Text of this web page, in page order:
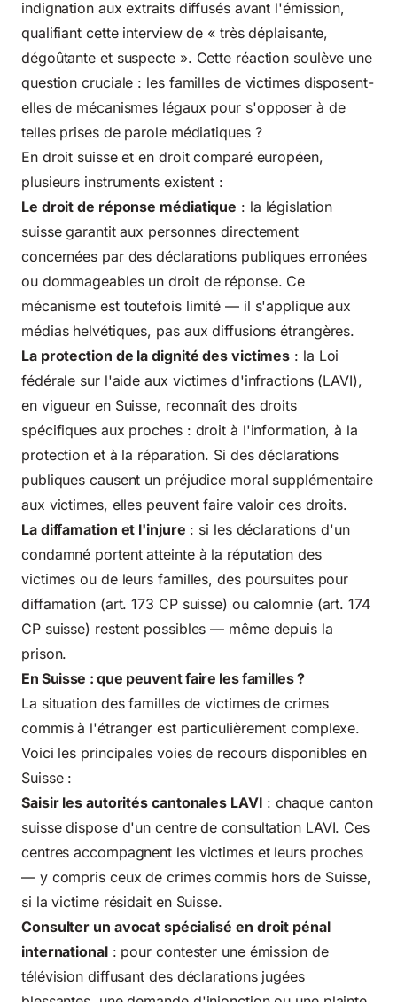
indignation aux extraits diffusés avant l'émission,
qualifiant cette interview de « très déplaisante,
dégoûtante et suspecte ». Cette réaction soulève une
question cruciale : les familles de victimes disposent-
elles de mécanismes légaux pour s'opposer à de
telles prises de parole médiatiques ?
En droit suisse et en droit comparé européen,
plusieurs instruments existent :
Le droit de réponse médiatique : la législation
suisse garantit aux personnes directement
concernées par des déclarations publiques erronées
ou dommageables un droit de réponse. Ce
mécanisme est toutefois limité — il s'applique aux
médias helvétiques, pas aux diffusions étrangères.
La protection de la dignité des victimes : la Loi
fédérale sur l'aide aux victimes d'infractions (LAVI),
en vigueur en Suisse, reconnaît des droits
spécifiques aux proches : droit à l'information, à la
protection et à la réparation. Si des déclarations
publiques causent un préjudice moral supplémentaire
aux victimes, elles peuvent faire valoir ces droits.
La diffamation et l'injure : si les déclarations d'un
condamné portent atteinte à la réputation des
victimes ou de leurs familles, des poursuites pour
diffamation (art. 173 CP suisse) ou calomnie (art. 174
CP suisse) restent possibles — même depuis la
prison.
En Suisse : que peuvent faire les familles ?
La situation des familles de victimes de crimes
commis à l'étranger est particulièrement complexe.
Voici les principales voies de recours disponibles en
Suisse :
Saisir les autorités cantonales LAVI : chaque canton
suisse dispose d'un centre de consultation LAVI. Ces
centres accompagnent les victimes et leurs proches
— y compris ceux de crimes commis hors de Suisse,
si la victime résidait en Suisse.
Consulter un avocat spécialisé en droit pénal
international: pour contester une émission de
télévision diffusant des déclarations jugées